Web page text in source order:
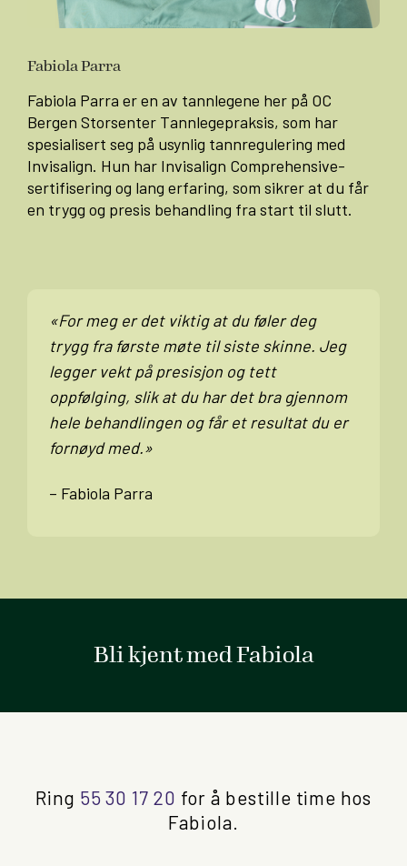
Fabiola Parra
Fabiola Parra er en av tannlegene her på OC
Bergen Storsenter Tannlegepraksis, som har
spesialisert seg på usynlig tannregulering med
Invisalign. Hun har Invisalign Comprehensive-
sertifisering og lang erfaring, som sikrer at du får
en trygg og presis behandling fra start til slutt.
«For meg er det viktig at du føler deg
trygg fra første møte til siste skinne. Jeg
legger vekt på presisjon og tett
oppfølging, slik at du har det bra gjennom
hele behandlingen og får et resultat du er
fornøyd med.»
– Fabiola Parra
Bli kjent med Fabiola
Ring 55 30 17 20 for å bestille time hos
Fabiola.